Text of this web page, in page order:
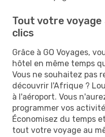
Tout votre voyage
clics
Grâce à GO Voyages,
hôtel en même temps
Vous ne souhaitez pas
découvrir l'Afrique ?
à l'aéroport. Vous
programmer vos
Économisez du temps
tout votre voyage au